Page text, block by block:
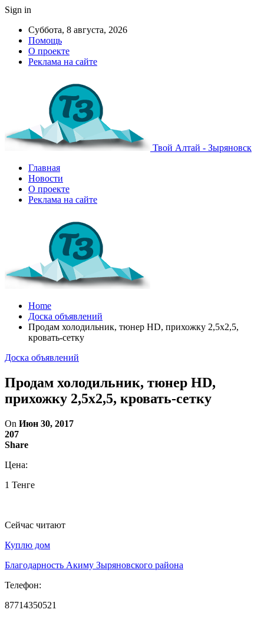
Sign in
Суббота, 8 августа, 2026
Помощь
О проекте
Реклама на сайте
Твой Алтай - Зыряновск
Главная
Новости
О проекте
Реклама на сайте
Home
Доска объявлений
Продам холодильник, тюнер HD, прихожку 2,5х2,5,
кровать-сетку
Доска объявлений
Продам холодильник, тюнер HD,
прихожку 2,5х2,5, кровать-сетку
On Июн 30, 2017
207
Share
Цена:
1 Тенге
Сейчас читают
Куплю дом
Благодарность Акиму Зыряновского района
Телефон:
87714350521